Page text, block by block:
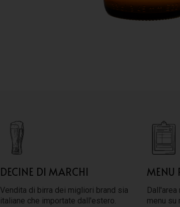
DECINE DI MARCHI
Vendita di birra dei migliori brand sia
italiane che importate dall'estero.
MENU
menu su